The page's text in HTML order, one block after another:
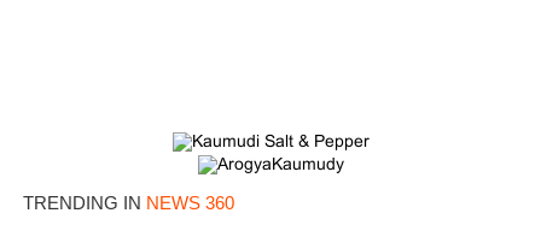
TRENDING IN NEWS 360